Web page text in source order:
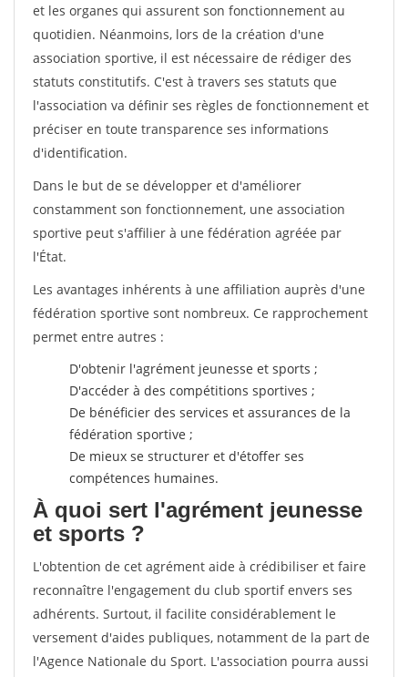
et les organes qui assurent son fonctionnement au
quotidien. Néanmoins, lors de la création d'une
association sportive, il est nécessaire de rédiger des
statuts constitutifs. C'est à travers ses statuts que
l'association va définir ses règles de fonctionnement et
préciser en toute transparence ses informations
d'identification.
Dans le but de se développer et d'améliorer
constamment son fonctionnement, une association
sportive peut s'affilier à une fédération agréée par
l'État.
Les avantages inhérents à une affiliation auprès d'une
fédération sportive sont nombreux. Ce rapprochement
permet entre autres :
D'obtenir l'agrément jeunesse et sports ;
D'accéder à des compétitions sportives ;
De bénéficier des services et assurances de la
fédération sportive ;
De mieux se structurer et d'étoffer ses
compétences humaines.
À quoi sert l'agrément jeunesse
et sports ?
L'obtention de cet agrément aide à crédibiliser et faire
reconnaître l'engagement du club sportif envers ses
adhérents. Surtout, il facilite considérablement le
versement d'aides publiques, notamment de la part de
l'Agence Nationale du Sport. L'association pourra aussi